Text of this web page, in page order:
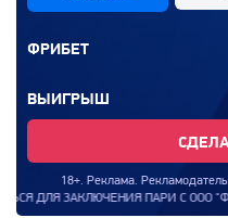
ФРИБЕТ
ВЫИГРЫШ
18+. Реклама.
ПАРИ С ООО